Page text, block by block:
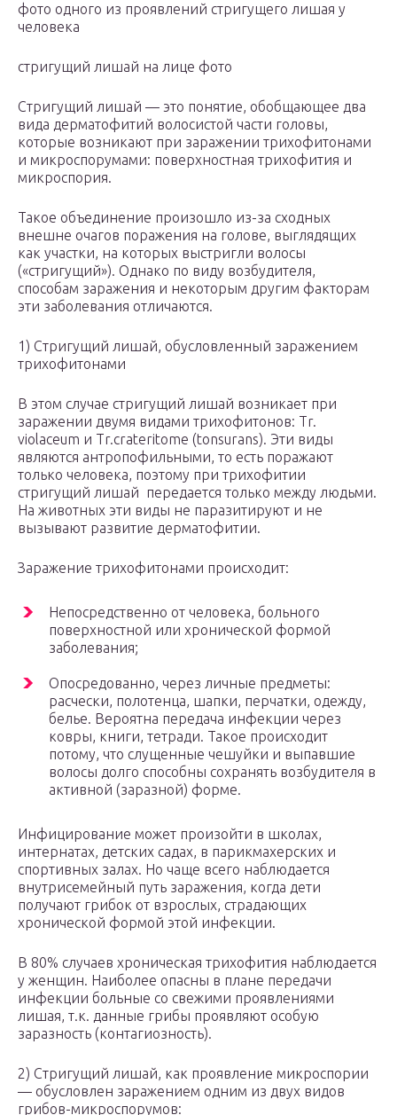
фото одного из проявлений стригущего лишая у
человека
стригущий лишай на лице фото
Стригущий лишай — это понятие, обобщающее два
вида дерматофитий волосистой части головы,
которые возникают при заражении трихофитонами
и микроспорумами: поверхностная трихофития и
микроспория.
Такое объединение произошло из-за сходных
внешне очагов поражения на голове, выглядящих
как участки, на которых выстригли волосы
(«стригущий»). Однако по виду возбудителя,
способам заражения и некоторым другим факторам
эти заболевания отличаются.
1) Стригущий лишай, обусловленный заражением
трихофитонами
В этом случае стригущий лишай возникает при
заражении двумя видами трихофитонов: Tr.
violaceum и Tr.crateritome (tonsurans). Эти виды
являются антропофильными, то есть поражают
только человека, поэтому при трихофитии
стригущий лишай передается только между людьми.
На животных эти виды не паразитируют и не
вызывают развитие дерматофитии.
Заражение трихофитонами происходит:
Непосредственно от человека, больного
поверхностной или хронической формой
заболевания;
Опосредованно, через личные предметы:
расчески, полотенца, шапки, перчатки, одежду,
белье. Вероятна передача инфекции через
ковры, книги, тетради. Такое происходит
потому, что слущенные чешуйки и выпавшие
волосы долго способны сохранять возбудителя в
активной (заразной) форме.
Инфицирование может произойти в школах,
интернатах, детских садах, в парикмахерских и
спортивных залах. Но чаще всего наблюдается
внутрисемейный путь заражения, когда дети
получают грибок от взрослых, страдающих
хронической формой этой инфекции.
В 80% случаев хроническая трихофития наблюдается
у женщин. Наиболее опасны в плане передачи
инфекции больные со свежими проявлениями
лишая, т.к. данные грибы проявляют особую
заразность (контагиозность).
2) Стригущий лишай, как проявление микроспории
— обусловлен заражением одним из двух видов
грибов-микроспорумов: